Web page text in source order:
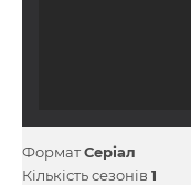
ФорматСеріал
Кількість сезонів 1